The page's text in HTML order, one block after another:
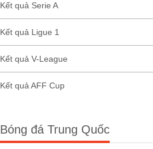
Kết quả Serie A
Kết quả Ligue 1
Kết quả V-League
Kết quả AFF Cup
Bóng đá Trung Quốc